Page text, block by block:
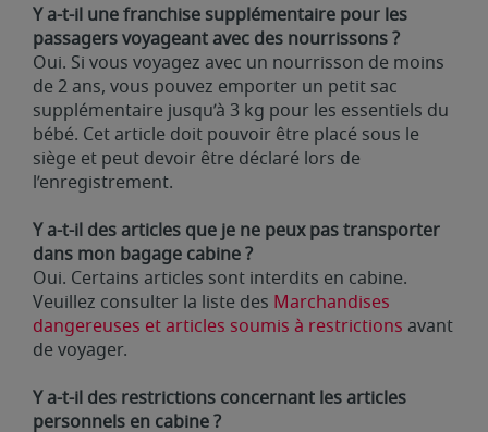
Y a-t-il une franchise supplémentaire pour les
passagers voyageant avec des nourrissons ?
Oui. Si vous voyagez avec un nourrisson de moins
de 2 ans, vous pouvez emporter un petit sac
supplémentaire jusqu’à 3 kg pour les essentiels du
bébé. Cet article doit pouvoir être placé sous le
siège et peut devoir être déclaré lors de
l’enregistrement.
Y a-t-il des articles que je ne peux pas transporter
dans mon bagage cabine ?
Oui. Certains articles sont interdits en cabine.
Veuillez consulter la liste des Marchandises
dangereuses et articles soumis à restrictions avant
de voyager.
Y a-t-il des restrictions concernant les articles
personnels en cabine ?